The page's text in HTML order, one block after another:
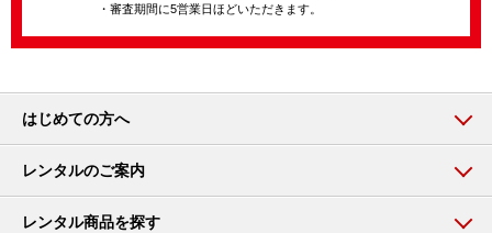
・審査期間に5営業日ほどいただきます。
はじめての方へ
レンタルのご案内
レンタル商品を探す